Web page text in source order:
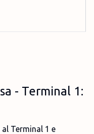
- Terminal 1:
Terminal 1 e